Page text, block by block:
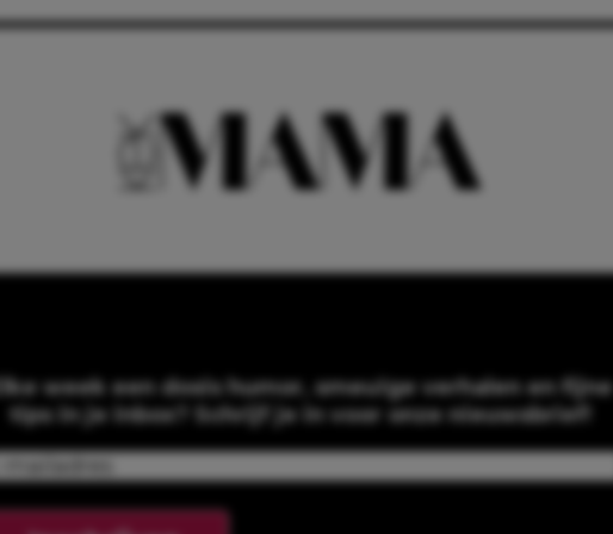
Elke week een dosis humor, smeuïge verhalen en fijne
tips in je inbox? Schrijf je in voor onze nieuwsbrief!
Email(Required)